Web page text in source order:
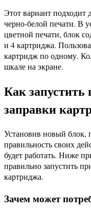
Этот вариант подходит
черно-белой печати. В
цветной печати, блок
и 4 картриджа.
картридж по одному.
шкале на экране.
Как
заправки
Установив новый блок,
правильность своих
будет работать. Ниже
правильно запустить
картриджа.
Зачем может